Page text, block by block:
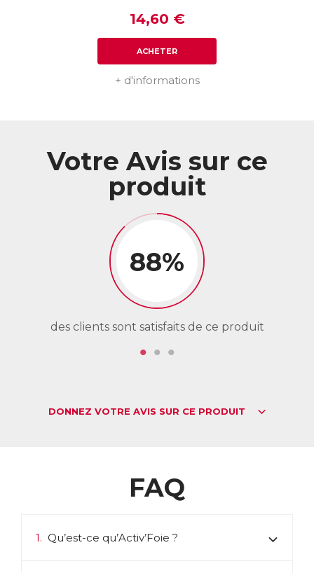
14,60 €
ACHETER
+ d'informations
Votre Avis sur ce
produit
88%
des clients sont satisfaits de ce produit
DONNEZ VOTRE AVIS SUR CE PRODUIT
FAQ
1. Qu’est-ce qu’Activ’Foie ?